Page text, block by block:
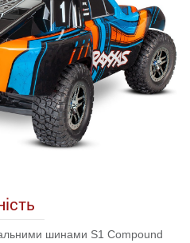
шинами S1 Compound